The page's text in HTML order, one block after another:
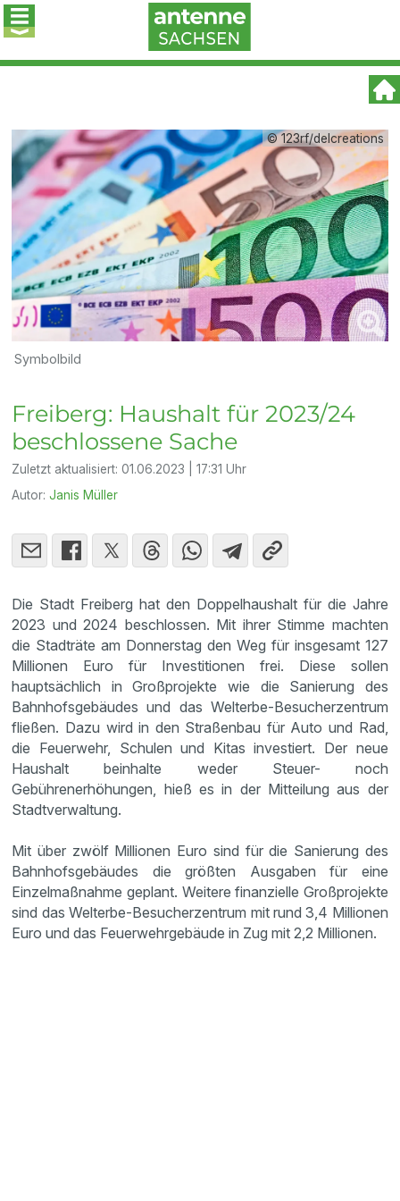
© 123rf/delcreations
Symbolbild
Freiberg: Haushalt für 2023/24
beschlossene Sache
Zuletzt aktualisiert:01.06.2023 | 17:31 Uhr
Autor:Janis Müller
Die Stadt Freiberg hat den Doppelhaushalt für die Jahre
2023 und 2024 beschlossen. Mit ihrer Stimme machten
die Stadträte am Donnerstag den Weg für insgesamt 127
Millionen Euro für Investitionen frei. Diese sollen
hauptsächlich in Großprojekte wie die Sanierung des
Bahnhofsgebäudes und das Welterbe-Besucherzentrum
fließen. Dazu wird in den Straßenbau für Auto und Rad,
die Feuerwehr, Schulen und Kitas investiert. Der neue
Haushalt beinhalte weder Steuer- noch
Gebührenerhöhungen, hieß es in der Mitteilung aus der
Stadtverwaltung.
Mit über zwölf Millionen Euro sind für die Sanierung des
Bahnhofsgebäudes die größten Ausgaben für eine
Einzelmaßnahme geplant. Weitere finanzielle Großprojekte
sind das Welterbe-Besucherzentrum mit rund 3,4 Millionen
Euro und das Feuerwehrgebäude in Zug mit 2,2 Millionen.